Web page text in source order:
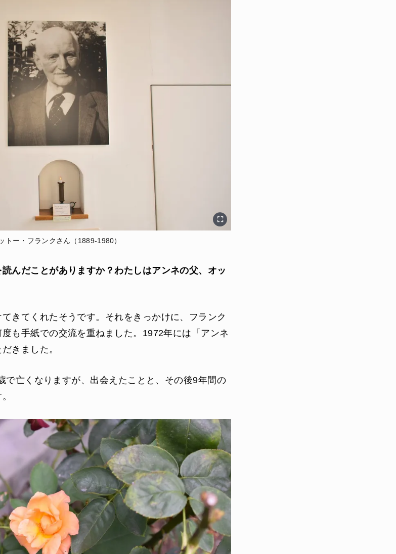
トー・フランクさん（1889-1980）
んだことがありますか？わたしはアンネの父、オッ
きてくれたそうです。それをきっかけに、フランク
も手紙での交流を重ねました。1972年には「アンネ
きました。
で亡くなりますが、出会えたことと、その後9年間の